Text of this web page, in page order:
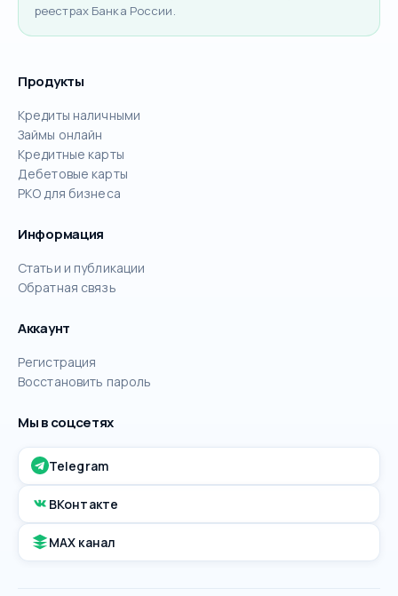
реестрах Банка России.
Продукты
Кредиты наличными
Займы онлайн
Кредитные карты
Дебетовые карты
РКО для бизнеса
Информация
Статьи и публикации
Обратная связь
Аккаунт
Регистрация
Восстановить пароль
Мы в соцсетях
Telegram
ВКонтакте
MAX канал